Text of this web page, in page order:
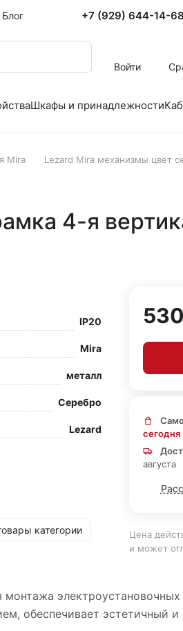
Блог +7 (929) 644-14-68
Войти
Шкафы и принадлежности
Mira
Lezard Mira механизмы цвет
4-я
IP20
Mira
металл
Серебро
Lezard
категории
сегодня
августа
Цена
и может
обеспечивает эстетичный